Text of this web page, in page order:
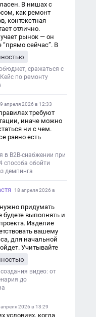
В нишах с
как ремонт
контекстная
отлично.
рынок — он
сейчас”. В
горячий трафик,
таких задачах
сражаться с
по ремонту
апреля 2026 в 12:33
требуют
иначе можно
ни с чем.
равно есть
в B2B-снабжении при
способа обойти
демпинга
18 апреля 2026 в
придумать
будете выполнять и
Изделие
вашему
для начальной
Учитывайте
Структура проекта 1.
- Название школы.
работа». -
Кто выполнил:
- Город, год. 2.
темы
видео: от
до
апреля 2026 в 13:29
условиях, когда